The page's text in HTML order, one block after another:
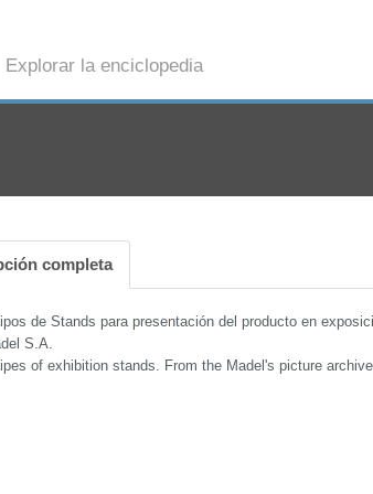
Explorar la enciclopedia
completa
de Stands para presentación del producto en
S.A.
of exhibition stands. From the Madel's picture